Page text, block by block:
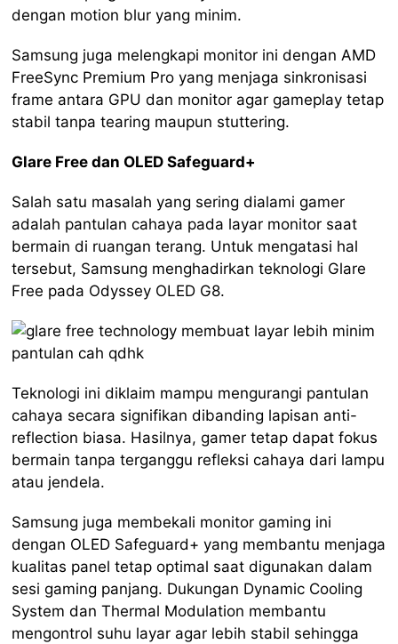
dengan motion blur yang minim.
Samsung juga melengkapi monitor ini dengan AMD
FreeSync Premium Pro yang menjaga sinkronisasi
frame antara GPU dan monitor agar gameplay tetap
stabil tanpa tearing maupun stuttering.
Glare Free dan OLED Safeguard+
Salah satu masalah yang sering dialami gamer
adalah pantulan cahaya pada layar monitor saat
bermain di ruangan terang. Untuk mengatasi hal
tersebut, Samsung menghadirkan teknologi Glare
Free pada Odyssey OLED G8.
Teknologi ini diklaim mampu mengurangi pantulan
cahaya secara signifikan dibanding lapisan anti-
reflection biasa. Hasilnya, gamer tetap dapat fokus
bermain tanpa terganggu refleksi cahaya dari lampu
atau jendela.
Samsung juga membekali monitor gaming ini
dengan OLED Safeguard+ yang membantu menjaga
kualitas panel tetap optimal saat digunakan dalam
sesi gaming panjang. Dukungan Dynamic Cooling
System dan Thermal Modulation membantu
mengontrol suhu layar agar lebih stabil sehingga